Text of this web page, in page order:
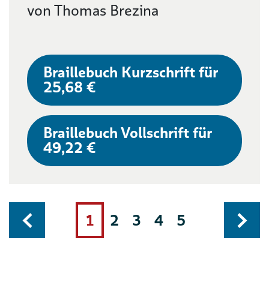
von Thomas Brezina
Braillebuch Kurzschrift für
25,68 €
Braillebuch Vollschrift für
49,22 €
1 2 3 4 5